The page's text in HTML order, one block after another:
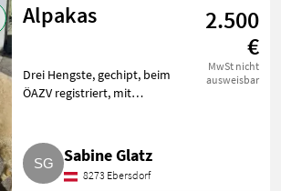
Alpakas
2.500
€
MwSt nicht
ausweisbar
Drei Hengste, gechipt, beim
ÖAZV registriert, mit
werden ein Jahr. Perfekte kleine
Gruppe. Auch zur Zucht gee
Sabine Glatz
8273 Ebersdorf